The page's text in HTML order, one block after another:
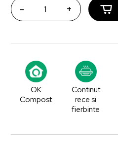
- +
OK
Compost
Continut
rece si
fierbinte